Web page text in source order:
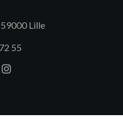
Lille((öffnet ein neues
55
((öffnet ein neues
Instagram ((öffnet ein